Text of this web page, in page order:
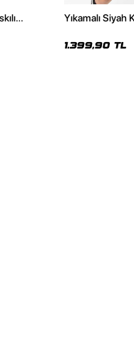
Yıkamalı Siyah
1.399,90 TL